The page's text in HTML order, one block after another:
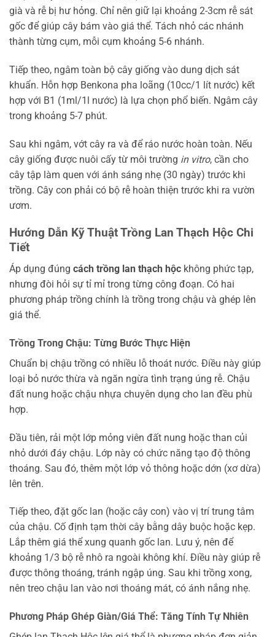
già và rễ bị hư hỏng. Chỉ nên giữ lại khoảng 2-3cm rễ sát
gốc để giúp cây bám vào giá thể. Tách nhỏ các nhánh
thành từng cụm, mỗi cụm khoảng 5-6 nhánh.
Tiếp theo, ngâm toàn bộ cây giống vào dung dịch sát
khuẩn. Hỗn hợp Benkona pha loãng (10cc/1 lít nước) kết
hợp với B1 (1ml/1l nước) là lựa chọn phổ biến. Ngâm cây
trong khoảng 5-7 phút.
Sau khi ngâm, vớt cây ra và để ráo nước hoàn toàn. Nếu
cây giống được nuôi cấy từ môi trường in vitro, cần cho
cây tập làm quen với ánh sáng nhẹ (30 ngày) trước khi
trồng. Cây con phải có bộ rễ hoàn thiện trước khi ra vườn
ươm.
Hướng Dẫn Kỹ Thuật Trồng Lan Thạch Hộc Chi
Tiết
Áp dụng đúng cách trồng lan thạch hộc không phức tạp,
nhưng đòi hỏi sự tỉ mỉ trong từng công đoạn. Có hai
phương pháp trồng chính là trồng trong chậu và ghép lên
giá thể.
Trồng Trong Chậu: Từng Bước Thực Hiện
Chuẩn bị chậu trồng có nhiều lỗ thoát nước. Điều này giúp
loại bỏ nước thừa và ngăn ngừa tình trạng úng rễ. Chậu
đất nung hoặc chậu nhựa chuyên dụng cho lan đều phù
hợp.
Đầu tiên, rải một lớp mỏng viên đất nung hoặc than củi
nhỏ dưới đáy chậu. Lớp này có chức năng tạo độ thông
thoáng. Sau đó, thêm một lớp vỏ thông hoặc dớn (xơ dừa)
lên trên.
Tiếp theo, đặt gốc lan (hoặc cây con) vào vị trí trung tâm
của chậu. Cố định tạm thời cây bằng dây buộc hoặc kẹp.
Lắp thêm giá thể xung quanh gốc lan. Lưu ý, nên để
khoảng 1/3 bộ rễ nhô ra ngoài không khí. Điều này giúp rễ
được thông thoáng, tránh ngập úng. Sau khi trồng xong,
nên treo chậu lan vào nơi thoáng mát, có ánh nắng nhẹ.
Phương Pháp Ghép Giàn/Giá Thể: Tăng Tính Tự Nhiên